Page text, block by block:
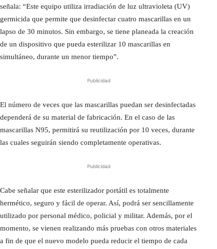
señala: “Este equipo utiliza irradiación de luz ultravioleta (UV)
germicida que permite que desinfectar cuatro mascarillas en un
lapso de 30 minutos. Sin embargo, se tiene planeada la creación
de un dispositivo que pueda esterilizar 10 mascarillas en
simultáneo, durante un menor tiempo”.
Publicidad
El número de veces que las mascarillas puedan ser desinfectadas
dependerá de su material de fabricación. En el caso de las
mascarillas N95, permitirá su reutilización por 10 veces, durante
las cuales seguirán siendo completamente operativas.
Publicidad
Cabe señalar que este esterilizador portátil es totalmente
hermético, seguro y fácil de operar. Así, podrá ser sencillamente
utilizado por personal médico, policial y militar. Además, por el
momento, se vienen realizando más pruebas con otros materiales
a fin de que el nuevo modelo pueda reducir el tiempo de cada